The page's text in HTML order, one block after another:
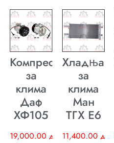
Компресор
за
клима
Даф
ХФ105
19,000.00 ден
Хладњак
за
клима
Ман
ТГХ E6
11,400.00 ден